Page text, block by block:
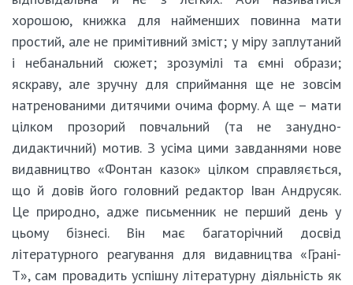
хорошою, книжка для найменших повинна мати
простий, але не примітивний зміст; у міру заплутаний
і небанальний сюжет; зрозумілі та ємні образи;
яскраву, але зручну для сприймання ще не зовсім
натренованими дитячими очима форму. А ще – мати
цілком прозорий повчальний (та не занудно-
дидактичний) мотив. З усіма цими завданнями нове
видавництво «Фонтан казок» цілком справляється,
що й довів його головний редактор Іван Андрусяк.
Це природно, адже письменник не перший день у
цьому бізнесі. Він має багаторічний досвід
літературного реагування для видавництва «Грані-
Т», сам провадить успішну літературну діяльність як